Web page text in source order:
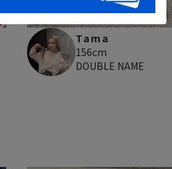
Tama
156cm
DOUBLE NAME